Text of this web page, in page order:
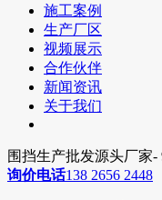
施工案例
生产厂区
视频展示
合作伙伴
新闻资讯
关于我们
围挡生产批发源头厂家-
询价电话138 2656 2448